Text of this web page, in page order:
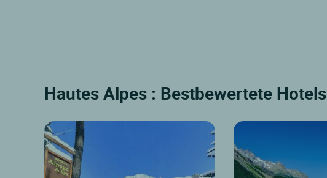
Hautes Alpes : Bestbewertete Hotels